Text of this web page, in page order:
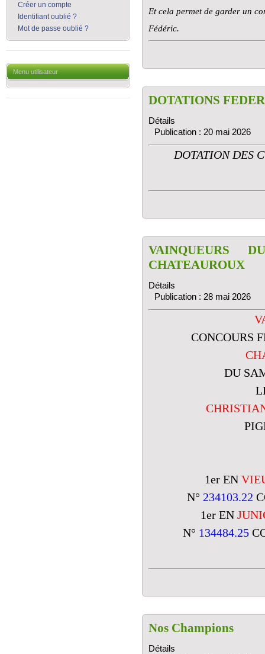
Créer un compte
Identifiant oublié ?
Mot de passe oublié ?
Menu utilisateur
Et cela permet de garder un
Fédéric.
DOTATIONS
Détails
Publication : 20 mai 2026
DOTATION DES
VAINQUEURS
CHATEAUROUX
Détails
Publication : 28 mai 2026
CONCOURS
DU
1er EN
N° 234103.22
1er EN
N° 134484.25
Nos Champions
Détails